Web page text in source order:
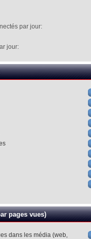
par jour:
jour:
pages vues)
dans les média (web,